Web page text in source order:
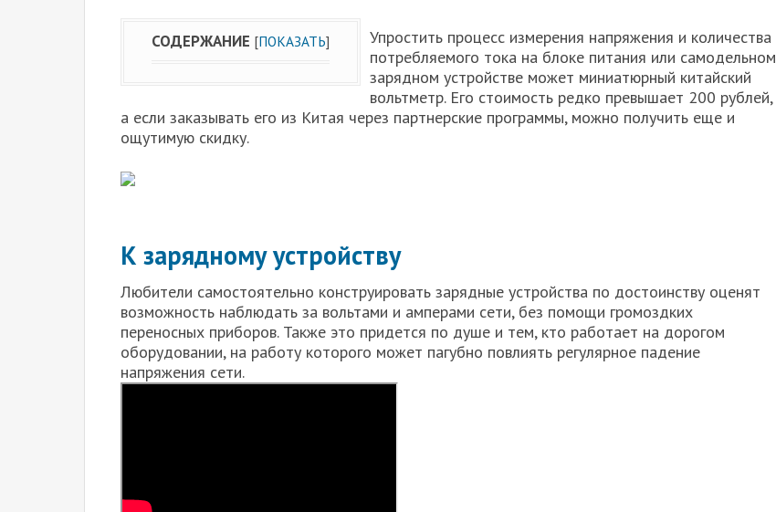
СОДЕРЖАНИЕ [ПОКАЗАТЬ]
Упростить процесс измерения напряжения и количества
потребляемого тока на блоке питания или самодельном
зарядном устройстве может миниатюрный китайский
вольтметр. Его стоимость редко превышает 200 рублей,
а если заказывать его из Китая через партнерские программы, можно получить еще и
ощутимую скидку.
К зарядному устройству
Любители самостоятельно конструировать зарядные устройства по достоинству оценят
возможность наблюдать за вольтами и амперами сети, без помощи громоздких
переносных приборов. Также это придется по душе и тем, кто работает на дорогом
оборудовании, на работу которого может пагубно повлиять регулярное падение
напряжения сети.